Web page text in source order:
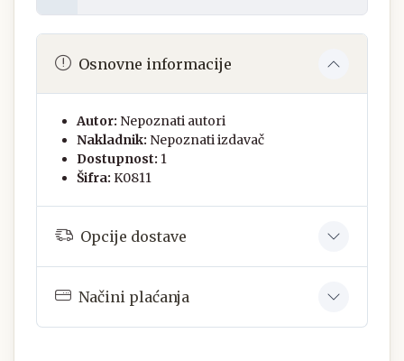
Osnovne informacije
Autor: Nepoznati autori
Nakladnik: Nepoznati izdavač
Dostupnost: 1
Šifra: K0811
Opcije dostave
Načini plaćanja